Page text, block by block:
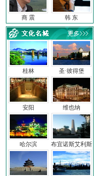
商 震 韩 东
桂林
安阳
哈尔滨
圣·彼得堡
维也纳
布宜诺斯艾利斯